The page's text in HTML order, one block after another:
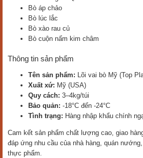
Bò áp chảo
Bò lúc lắc
Bò xào rau củ
Bò cuộn nấm kim châm
Thông tin sản phẩm
Tên sản phẩm: Lõi vai bò Mỹ (Top
Xuất xứ: Mỹ (USA)
Quy cách: 3–4kg/túi
Bảo quản: -18°C đến -24°C
Tình trạng: Hàng nhập khẩu chính
Cam kết sản phẩm chất lượng cao, giao
đáp ứng nhu cầu của nhà hàng, quán
thực phẩm.